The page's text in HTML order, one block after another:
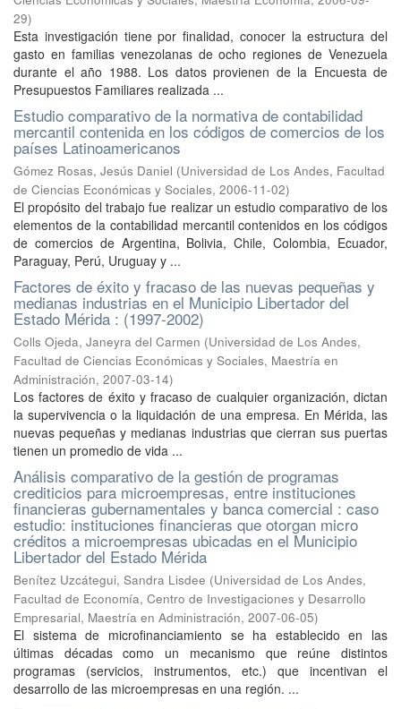
29)
Esta investigación tiene por finalidad, conocer la estructura del
gasto en familias venezolanas de ocho regiones de Venezuela
durante el año 1988. Los datos provienen de la Encuesta de
Presupuestos Familiares realizada ...
Estudio comparativo de la normativa de contabilidad
mercantil contenida en los códigos de comercios de los
países Latinoamericanos
Gómez Rosas, Jesús Daniel (Universidad de Los Andes, Facultad
de Ciencias Económicas y Sociales, 2006-11-02)
El propósito del trabajo fue realizar un estudio comparativo de los
elementos de la contabilidad mercantil contenidos en los códigos
de comercios de Argentina, Bolivia, Chile, Colombia, Ecuador,
Paraguay, Perú, Uruguay y ...
Factores de éxito y fracaso de las nuevas pequeñas y
medianas industrias en el Municipio Libertador del
Estado Mérida : (1997-2002)
Colls Ojeda, Janeyra del Carmen (Universidad de Los Andes,
Facultad de Ciencias Económicas y Sociales, Maestría en
Administración, 2007-03-14)
Los factores de éxito y fracaso de cualquier organización, dictan
la supervivencia o la liquidación de una empresa. En Mérida, las
nuevas pequeñas y medianas industrias que cierran sus puertas
tienen un promedio de vida ...
Análisis comparativo de la gestión de programas
crediticios para microempresas, entre instituciones
financieras gubernamentales y banca comercial : caso
estudio: instituciones financieras que otorgan micro
créditos a microempresas ubicadas en el Municipio
Libertador del Estado Mérida
Benítez Uzcátegui, Sandra Lisdee (Universidad de Los Andes,
Facultad de Economía, Centro de Investigaciones y Desarrollo
Empresarial, Maestría en Administración, 2007-06-05)
El sistema de microfinanciamiento se ha establecido en las
últimas décadas como un mecanismo que reúne distintos
programas (servicios, instrumentos, etc.) que incentivan el
desarrollo de las microempresas en una región. ...